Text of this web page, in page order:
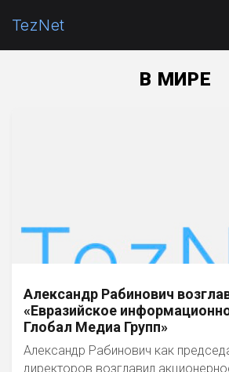
TezNet
ПОЛИТИКА
В МИРЕ
Александр Рабинович
«Евразийское
Глобал Медиа Групп»
Александр Рабинович как
директоров возглавил